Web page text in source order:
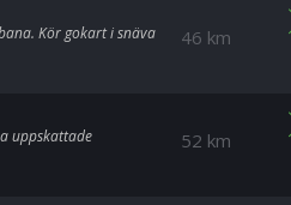
46 km
Kör gokart i snäva
52 km
uppskattade